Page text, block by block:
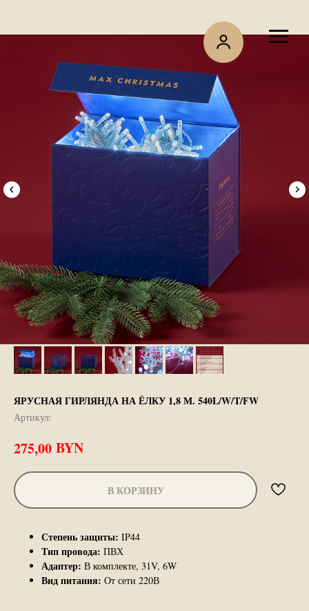
ЯРУСНАЯ ГИРЛЯНДА НА ЁЛКУ 1,8 М. 540L/W/T/FW
Артикул:
275,00 BYN
В КОРЗИНУ
Степень защиты: IP44
Тип провода: ПВХ
Адаптер: В комплекте, 31V, 6W
Вид питания: От сети 220В